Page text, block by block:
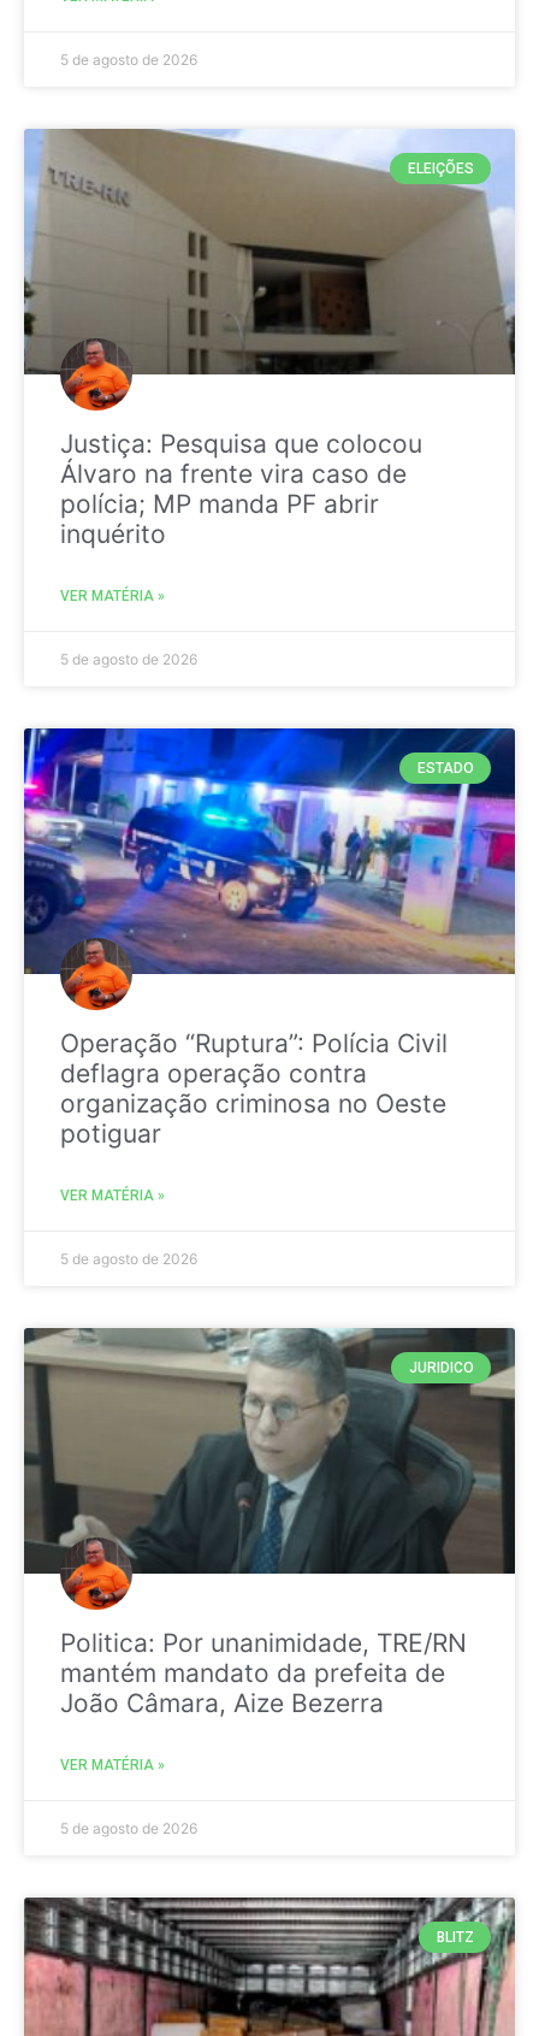
5 de agosto de 2026
ELEIÇÕES
Justiça: Pesquisa que colocou
Álvaro na frente vira caso de
polícia; MP manda PF abrir
inquérito
VER MATÉRIA »
5 de agosto de 2026
ESTADO
Operação “Ruptura”: Polícia Civil
deflagra operação contra
organização criminosa no Oeste
potiguar
VER MATÉRIA »
5 de agosto de 2026
JURIDICO
Politica: Por unanimidade, TRE/RN
mantém mandato da prefeita de
João Câmara, Aize Bezerra
VER MATÉRIA »
5 de agosto de 2026
BLITZ